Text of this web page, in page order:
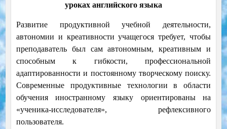
уроках английского языка
Развитие продуктивной учебной деятельности,
автономии и креативности учащегося требует, чтобы
преподаватель был сам автономным, креативным и
способным к гибкости, профессиональной
адаптированности и постоянному творческому поиску.
Современные продуктивные технологии в области
обучения иностранному языку ориентированы на
«ученика-исследователя», рефлексивного
пользователя.